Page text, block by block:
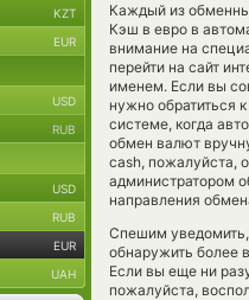
Каждый из
Кэш в евро в
внимание на
перейти на сайт
именем. Если вы
нужно обратиться
системе, когда
обмен валют
cash, пожалуйста,
администратором
направления
Спешим
обнаружить более
Если вы еще ни
пожалуйста,
KZT
EUR
USD
RUB
USD
RUB
EUR
UAH